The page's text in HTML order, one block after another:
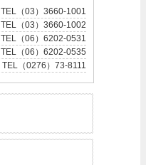
TEL（03）3660-1001
TEL（03）3660-1002
TEL（06）6202-0531
TEL（06）6202-0535
TEL（0276）73-8111